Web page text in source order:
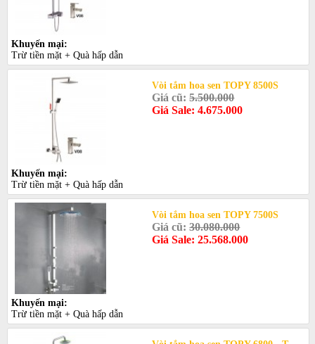
Khuyến mại:
Trừ tiền mặt + Quà hấp dẫn
Vòi tắm hoa sen TOPY 8500S
Giá cũ:5.500.000
Giá Sale: 4.675.000
Khuyến mại:
Trừ tiền mặt + Quà hấp dẫn
Vòi tắm hoa sen TOPY 7500S
Giá cũ:30.080.000
Giá Sale: 25.568.000
Khuyến mại:
Trừ tiền mặt + Quà hấp dẫn